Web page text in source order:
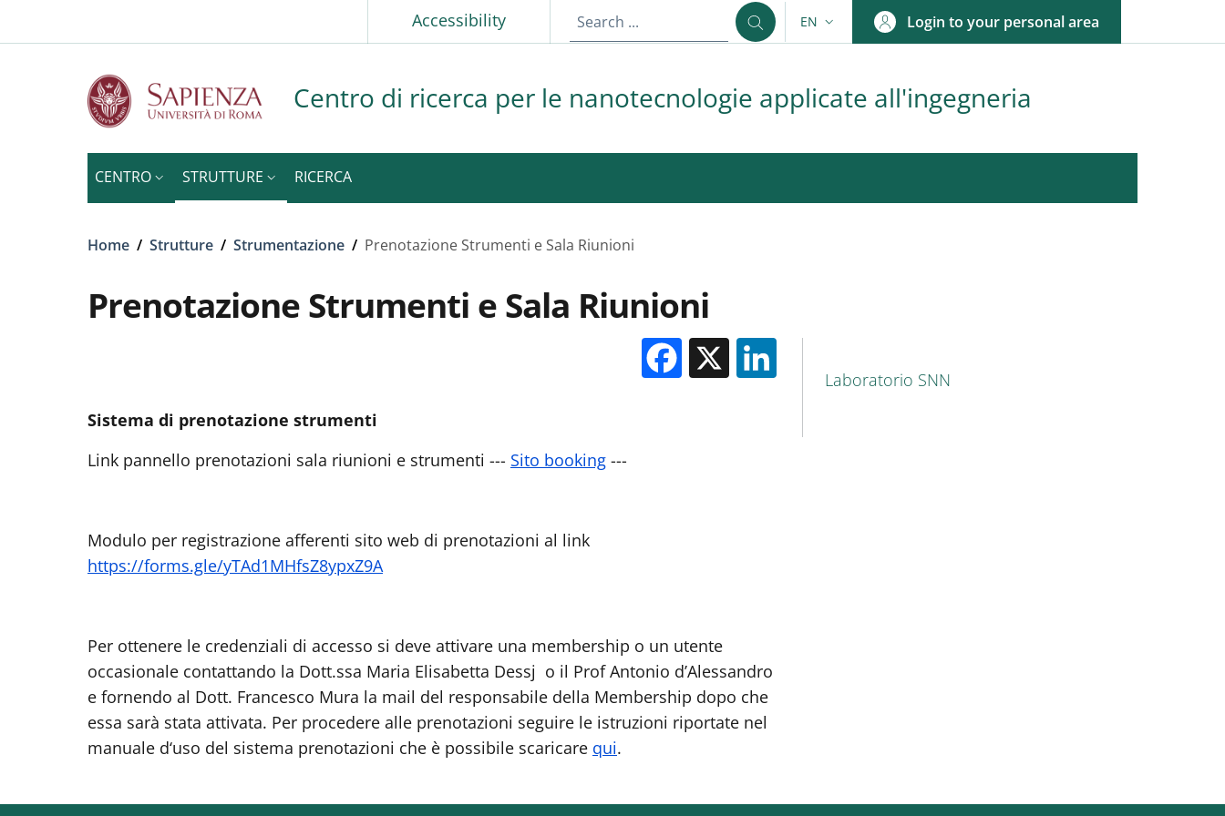
Slim topAccessibility LANGUAGE SWITCHER: CURRENT LANGUAGE
EN Login to your personal area
Centro di ricerca per le nanotecnologie applicate all'ingegneria
CENTRO STRUTTURE RICERCA
Breadcrumb
Home / Strutture / Strumentazione / Prenotazione Strumenti e Sala Riunioni
Prenotazione Strumenti e Sala Riunioni
Facebook
X
Sistema di prenotazione strumenti
Link pannello prenotazioni sala riunioni e strumenti --- Sito booking ---
Modulo per registrazione afferenti sito web di prenotazioni al link
https://forms.gle/yTAd1MHfsZ8ypxZ9A
Per ottenere le credenziali di accesso si deve attivare una membership o un utente
occasionale contattando la Dott.ssa Maria Elisabetta Dessj o il Prof Antonio d’Alessandro
e fornendo al Dott. Francesco Mura la mail del responsabile della Membership dopo che
essa sarà stata attivata. Per procedere alle prenotazioni seguire le istruzioni riportate nel
manuale d‘uso del sistema prenotazioni che è possibile scaricare qui.
MAIN NAVIGATION
Laboratorio SNN